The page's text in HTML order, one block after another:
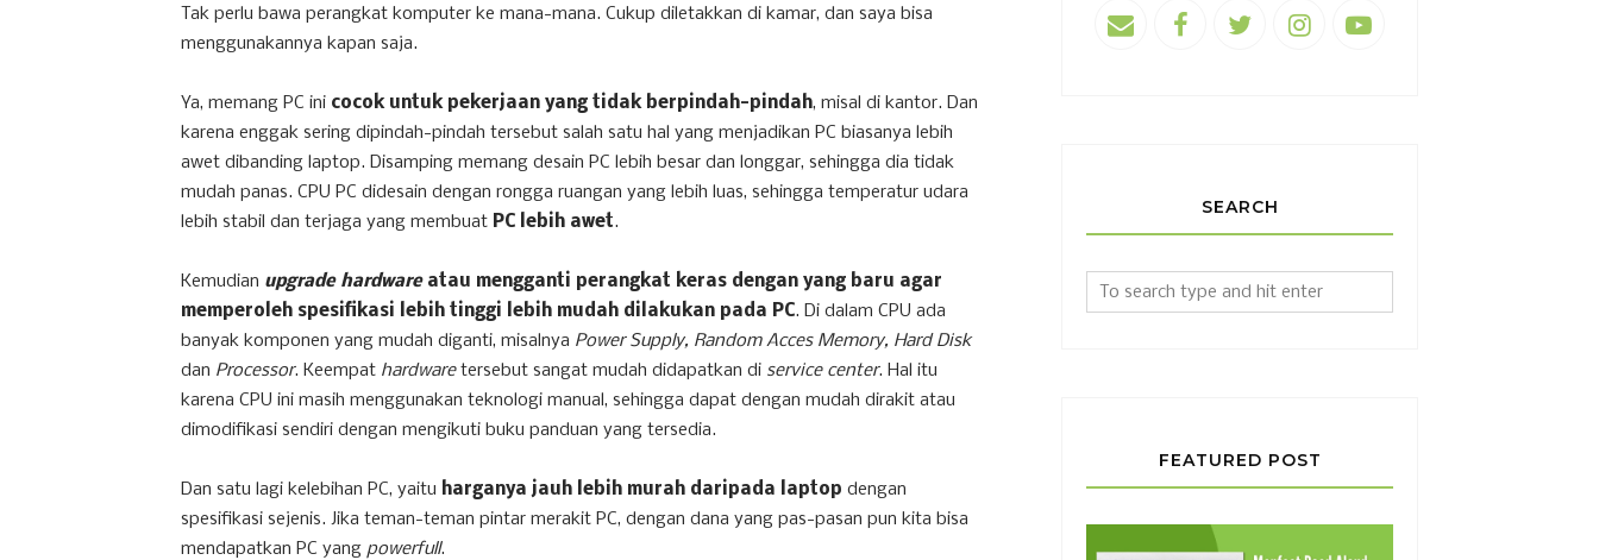
Tak perlu bawa perangkat komputer ke mana-mana. Cukup diletakkan di kamar, dan saya bisa
menggunakannya kapan saja.
Ya, memang PC ini cocok untuk pekerjaan yang tidak berpindah-pindah, misal di kantor. Dan
karena enggak sering dipindah-pindah tersebut salah satu hal yang menjadikan PC biasanya lebih
awet dibanding laptop. Disamping memang desain PC lebih besar dan longgar, sehingga dia tidak
mudah panas. CPU PC didesain dengan rongga ruangan yang lebih luas, sehingga temperatur udara
lebih stabil dan terjaga yang membuat PC lebih awet.
Kemudian upgrade hardware atau mengganti perangkat keras dengan yang baru agar
memperoleh spesifikasi lebih tinggi lebih mudah dilakukan pada PC. Di dalam CPU ada
banyak komponen yang mudah diganti, misalnya Power Supply, Random Acces Memory, Hard Disk
dan Processor. Keempat hardwaretersebut sangat mudah didapatkan di service center. Hal itu
karena CPU ini masih menggunakan teknologi manual, sehingga dapat dengan mudah dirakit atau
dimodifikasi sendiri dengan mengikuti buku panduan yang tersedia.
Dan satu lagi kelebihan PC, yaitu harganya jauh lebih murah daripada laptop dengan
spesifikasi sejenis. Jika teman-teman pintar merakit PC, dengan dana yang pas-pasan pun kita bisa
mendapatkan PC yang powerfull.
SEARCH
FEATURED POST